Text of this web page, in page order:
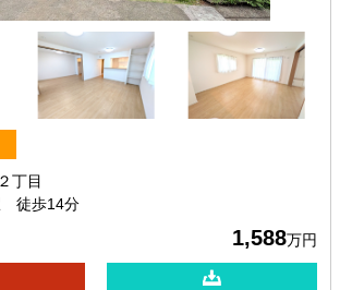
丁目
徒歩14分
1,588万円